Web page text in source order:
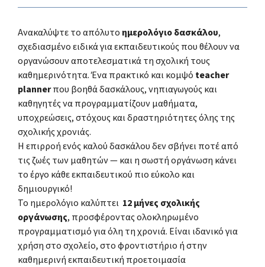
Ανακαλύψτε το απόλυτο ημερολόγιο δασκάλου,
σχεδιασμένο ειδικά για εκπαιδευτικούς που θέλουν να
οργανώσουν αποτελεσματικά τη σχολική τους
καθημερινότητα. Ένα πρακτικό και κομψό teacher
plannerπου βοηθά δασκάλους, νηπιαγωγούς και
καθηγητές να προγραμματίζουν μαθήματα,
υποχρεώσεις, στόχους και δραστηριότητες όλης της
σχολικής χρονιάς.
Η επιρροή ενός καλού δασκάλου δεν σβήνει ποτέ από
τις ζωές των μαθητών — και η σωστή οργάνωση κάνει
το έργο κάθε εκπαιδευτικού πιο εύκολο και
δημιουργικό!
Το ημερολόγιο καλύπτει 12 μήνες σχολικής
οργάνωσης, προσφέροντας ολοκληρωμένο
προγραμματισμό για όλη τη χρονιά. Είναι ιδανικό για
χρήση στο σχολείο, στο φροντιστήριο ή στην
καθημερινή εκπαιδευτική προετοιμασία